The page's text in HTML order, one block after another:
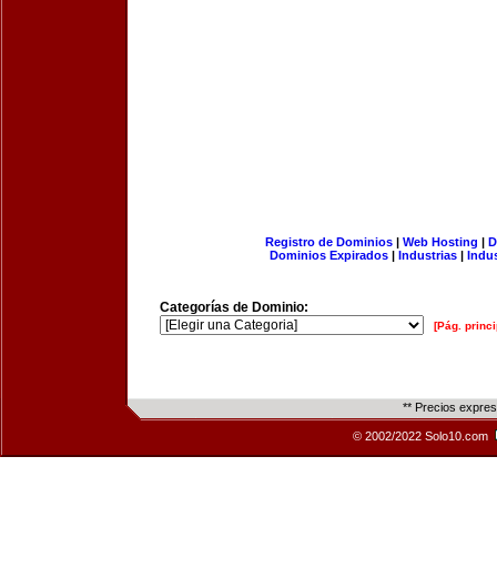
Registro de Dominios| Web Hosting |
Dominios Expirados | Industrias |
Categorías de Dominio:
[Pág.
** Precios
© 2002/2022 Solo10.com